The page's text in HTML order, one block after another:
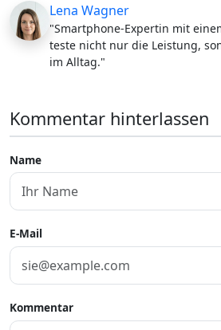
Lena Wagner
"Smartphone-Expertin mit
teste nicht nur die Leistung,
im Alltag."
Kommentar hinterlassen
Name
E-Mail
Kommentar